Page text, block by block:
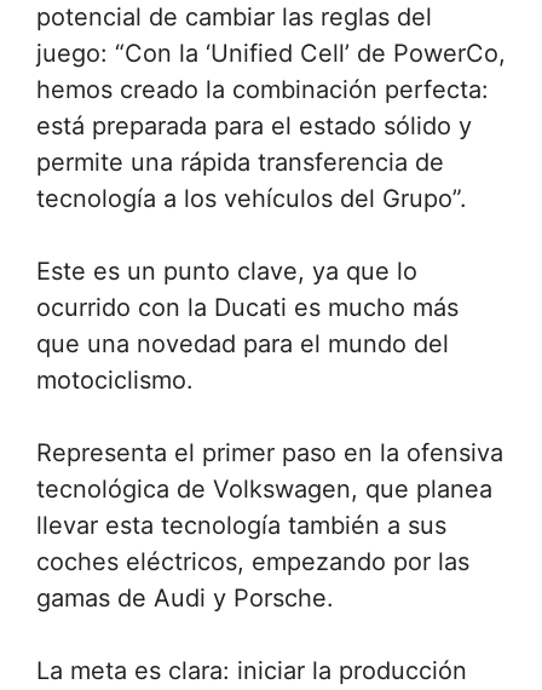
potencial de cambiar las reglas del
juego: “Con la ‘Unified Cell’ de PowerCo,
hemos creado la combinación perfecta:
está preparada para el estado sólido y
permite una rápida transferencia de
tecnología a los vehículos del Grupo”.
Este es un punto clave, ya que lo
ocurrido con la Ducati es mucho más
que una novedad para el mundo del
motociclismo.
Representa el primer paso en la ofensiva
tecnológica de Volkswagen, que planea
llevar esta tecnología también a sus
coches eléctricos, empezando por las
gamas de Audi y Porsche.
La meta es clara: iniciar la producción